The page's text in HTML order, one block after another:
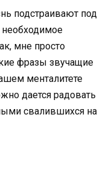
подстраивают под
необходимое
мне просто
фразы звучащие
менталитете
дается радовать
свалившихся на